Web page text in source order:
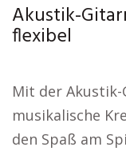
Akustik-
flexibel
Mit der
musikalische
den Spaß am